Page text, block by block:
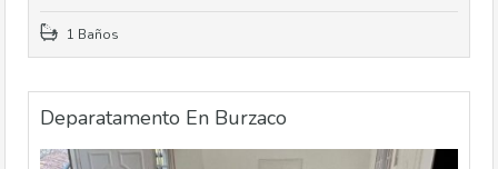
1 Baños
Deparatamento En Burzaco